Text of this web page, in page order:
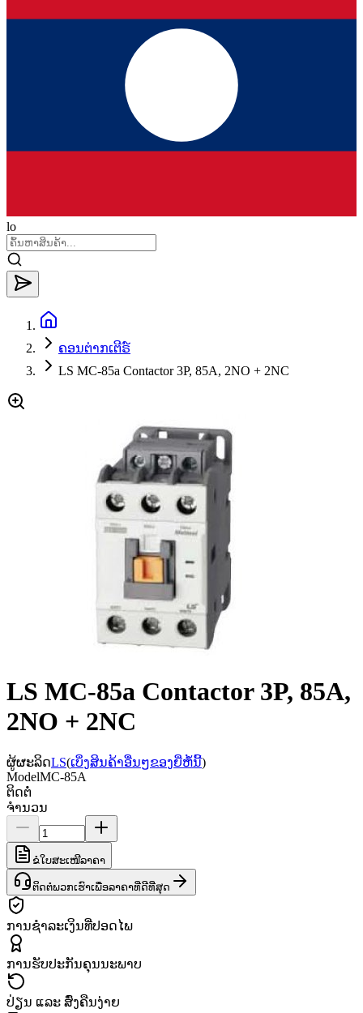
lo
ຄອນຕ່າກເຕີຣ໌
LS MC-85a Contactor 3P, 85A, 2NO + 2NC
LS MC-85a Contactor 3P, 85A,
2NO + 2NC
ຜູ້ຜະລິດLS(ເບິ່ງສິນຄ້າອື່ນໆຂອງຍີ່ຫໍ້ນີ້)
ModelMC-85A
ຕິດຕໍ່
ຈຳນວນ
ຂໍໃບສະເໜີລາຄາ
ຕິດຕໍ່ພວກເຮົາເພື່ອລາຄາທີ່ດີທີ່ສຸດ
ການຊຳລະເງິນທີ່ປອດໄພ
ການຮັບປະກັນຄຸນນະພາບ
ປ່ຽນ ແລະ ສົ່ງຄືນງ່າຍ